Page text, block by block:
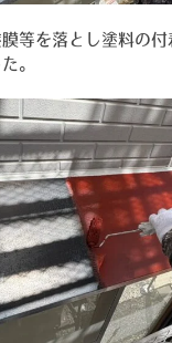
等を落とし塗料の
。